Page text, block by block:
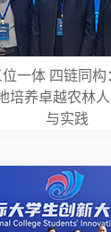
位一体 四链同构
培养卓越农林
与实践